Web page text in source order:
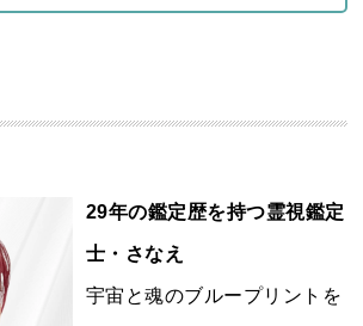
29年の鑑定歴を持つ霊視鑑定
士・さなえ
宇宙と魂のブループリントを